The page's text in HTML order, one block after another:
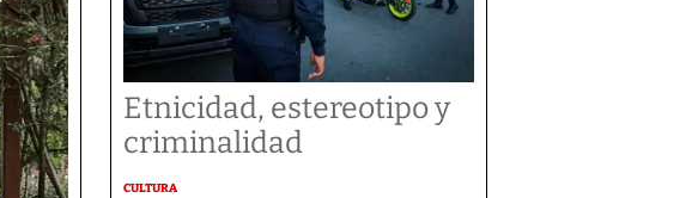
Etnicidad, estereotipo y
criminalidad
CULTURA